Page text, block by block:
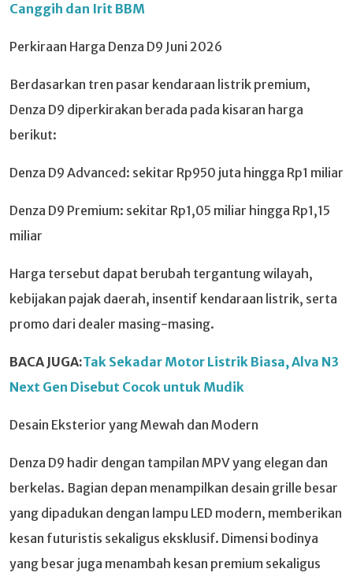
Canggih dan Irit BBM
Perkiraan Harga Denza D9 Juni 2026
Berdasarkan tren pasar kendaraan listrik premium,
Denza D9 diperkirakan berada pada kisaran harga
berikut:
Denza D9 Advanced: sekitar Rp950 juta hingga Rp1 miliar
Denza D9 Premium: sekitar Rp1,05 miliar hingga Rp1,15
miliar
Harga tersebut dapat berubah tergantung wilayah,
kebijakan pajak daerah, insentif kendaraan listrik, serta
promo dari dealer masing-masing.
BACA JUGA:Tak Sekadar Motor Listrik Biasa, Alva N3
Next Gen Disebut Cocok untuk Mudik
Desain Eksterior yang Mewah dan Modern
Denza D9 hadir dengan tampilan MPV yang elegan dan
berkelas. Bagian depan menampilkan desain grille besar
yang dipadukan dengan lampu LED modern, memberikan
kesan futuristis sekaligus eksklusif. Dimensi bodinya
yang besar juga menambah kesan premium sekaligus